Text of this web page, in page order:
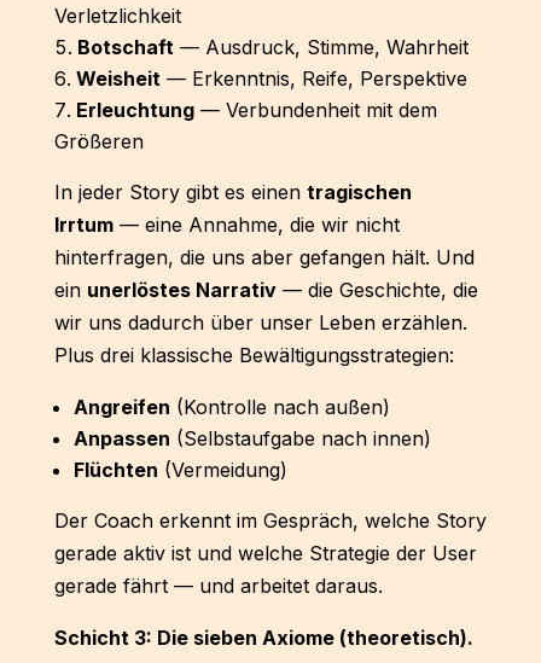
Verletzlichkeit
Botschaft — Ausdruck, Stimme, Wahrheit
Weisheit — Erkenntnis, Reife, Perspektive
Erleuchtung — Verbundenheit mit dem
Größeren
In jeder Story gibt es einen tragischen
Irrtum — eine Annahme, die wir nicht
hinterfragen, die uns aber gefangen hält. Und
ein unerlöstes Narrativ — die Geschichte, die
wir uns dadurch über unser Leben erzählen.
Plus drei klassische Bewältigungsstrategien:
Angreifen (Kontrolle nach außen)
Anpassen (Selbstaufgabe nach innen)
Flüchten (Vermeidung)
Der Coach erkennt im Gespräch, welche Story
gerade aktiv ist und welche Strategie der User
gerade fährt — und arbeitet daraus.
Schicht 3: Die sieben Axiome (theoretisch).